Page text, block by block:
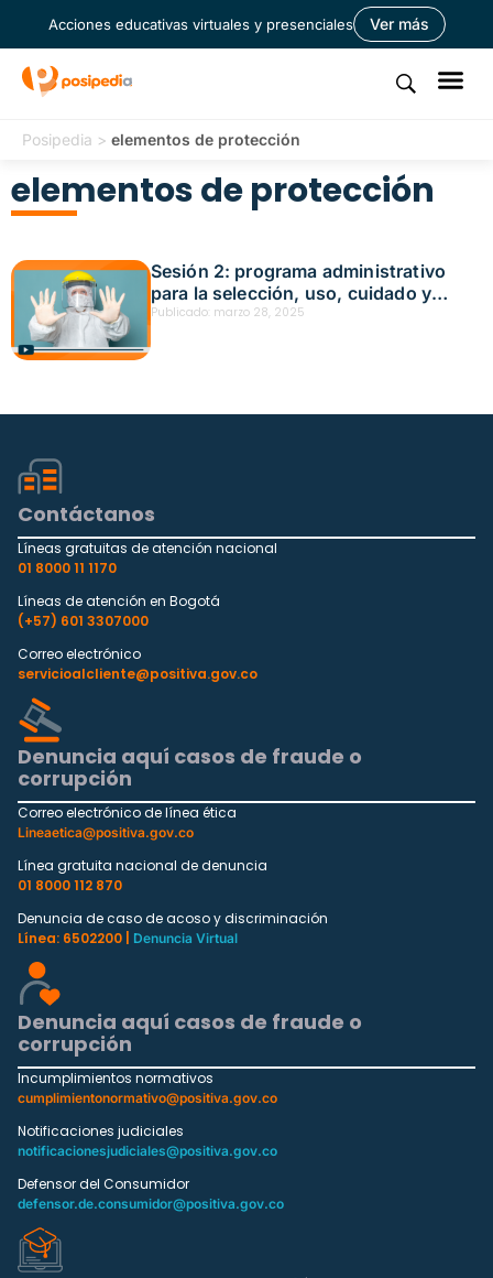
Acciones educativas virtuales y presenciales Ver más
Posipedia > elementos de protección
elementos de protección
Sesión 2: programa administrativo
para la selección, uso, cuidado y
reposición de elementos de
Publicado: marzo 28, 2025
Contáctanos
Líneas gratuitas de atención nacional
01 8000 11 1170
Líneas de atención en Bogotá
(+57) 601 3307000
Correo electrónico
servicioalcliente@positiva.gov.co
Denuncia aquí casos de fraude o
corrupción
Correo electrónico de línea ética
Lineaetica@positiva.gov.co
Línea gratuita nacional de denuncia
01 8000 112 870
Denuncia de caso de acoso y discriminación
Línea: 6502200 |
Denuncia Virtual
Denuncia aquí casos de fraude o
corrupción
Incumplimientos normativos
cumplimientonormativo@positiva.gov.co
Notificaciones judiciales
notificacionesjudiciales@positiva.gov.co
Defensor del Consumidor
defensor.de.consumidor@positiva.gov.co